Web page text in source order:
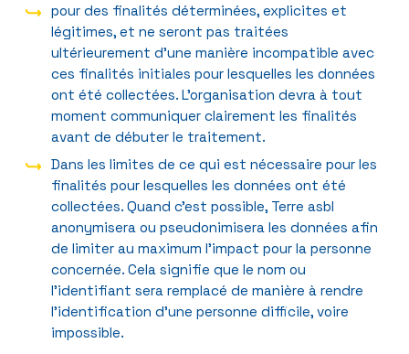
pour des finalités déterminées, explicites et
légitimes, et ne seront pas traitées
ultérieurement d’une manière incompatible avec
ces finalités initiales pour lesquelles les données
ont été collectées. L’organisation devra à tout
moment communiquer clairement les finalités
avant de débuter le traitement.
Dans les limites de ce qui est nécessaire pour les
finalités pour lesquelles les données ont été
collectées. Quand c’est possible, Terre asbl
anonymisera ou pseudonimisera les données afin
de limiter au maximum l’impact pour la personne
concernée. Cela signifie que le nom ou
l’identifiant sera remplacé de manière à rendre
l’identification d’une personne difficile, voire
impossible.